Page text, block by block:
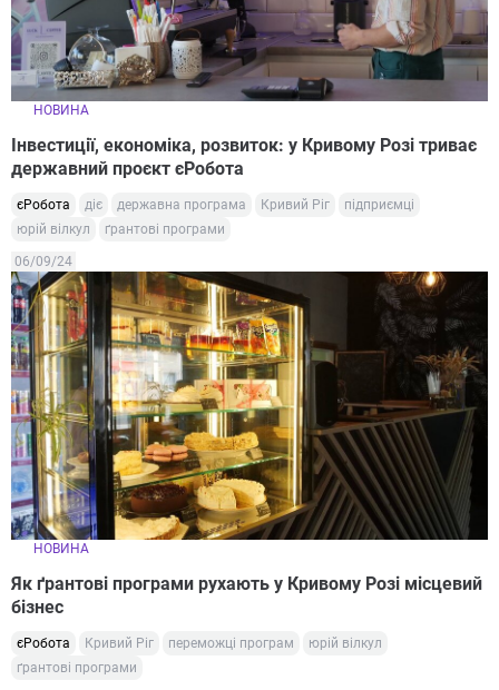
НОВИНА
Інвестиції, економіка, розвиток: у Кривому Розі триває
державний проєкт єРобота
єРобота діє державна програма Кривий Ріг
підприємці
юрій вілкул
ґрантові програми
06/09/24
НОВИНА
Як ґрантові програми рухають у Кривому Розі місцевий
бізнес
єРобота Кривий Ріг переможці програм
юрій вілкул
ґрантові програми